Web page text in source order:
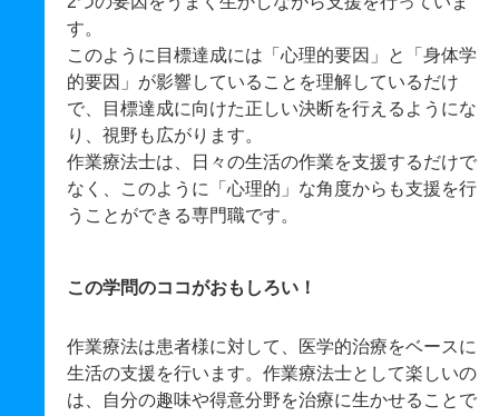
す。
このように目標達成には「心理的要因」と「身体学
的要因」が影響していることを理解しているだけ
で、目標達成に向けた正しい決断を行えるようにな
り、視野も広がります。
作業療法士は、日々の生活の作業を支援するだけで
なく、このように「心理的」な角度からも支援を行
うことができる専門職です。
この学問のココがおもしろい！
作業療法は患者様に対して、医学的治療をベースに
生活の支援を行います。作業療法士として楽しいの
は、自分の趣味や得意分野を治療に生かせることで